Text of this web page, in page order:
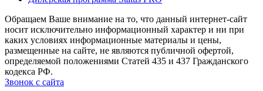
Обращаем Ваше внимание на то, что данный интернет-сайт
носит исключительно информационный характер и ни при
каких условиях информационные материалы и цены,
размещенные на сайте, не являются публичной офертой,
определяемой положениями Статей 435 и 437 Гражданского
кодекса РФ.
Звонок с сайта